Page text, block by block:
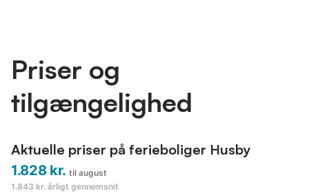
Priser og
tilgængelighed
Aktuelle priser på ferieboliger Husby
1.828 kr. til august
1.843 kr. årligt gennemsnit